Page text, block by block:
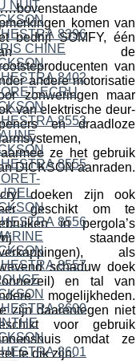
komen van
bedrijf SOMFY, één
de
van
andere motorisatie
zonweringen maar
van elektrische deur-
en draadloze
ze het gebruik
DICKSON aanraden.
doeken zijn ook
geschikt om te
in pergola’s
staande
als
schaduw doek
en tal van
mogelijkheden.
zijn daarentegen niet
voor gebruik
omdat ze
te dik zijn.